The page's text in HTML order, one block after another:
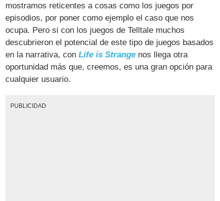
mostramos reticentes a cosas como los juegos por
episodios, por poner como ejemplo el caso que nos
ocupa. Pero si con los juegos de Telltale muchos
descubrieron el potencial de este tipo de juegos basados
en la narrativa, conLife is Strange nos llega otra
oportunidad más que, creemos, es una gran opción para
cualquier usuario.
PUBLICIDAD